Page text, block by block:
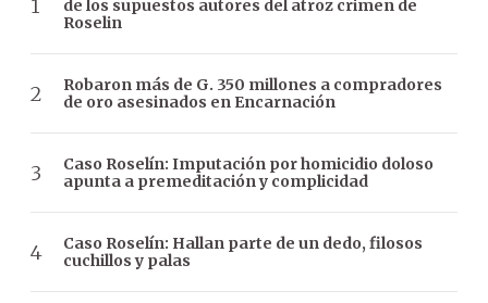
de los supuestos autores del atroz crimen de
Roselin
Robaron más de G. 350 millones a compradores
de oro asesinados en Encarnación
Caso Roselín: Imputación por homicidio doloso
apunta a premeditación y complicidad
Caso Roselín: Hallan parte de un dedo, filosos
cuchillos y palas